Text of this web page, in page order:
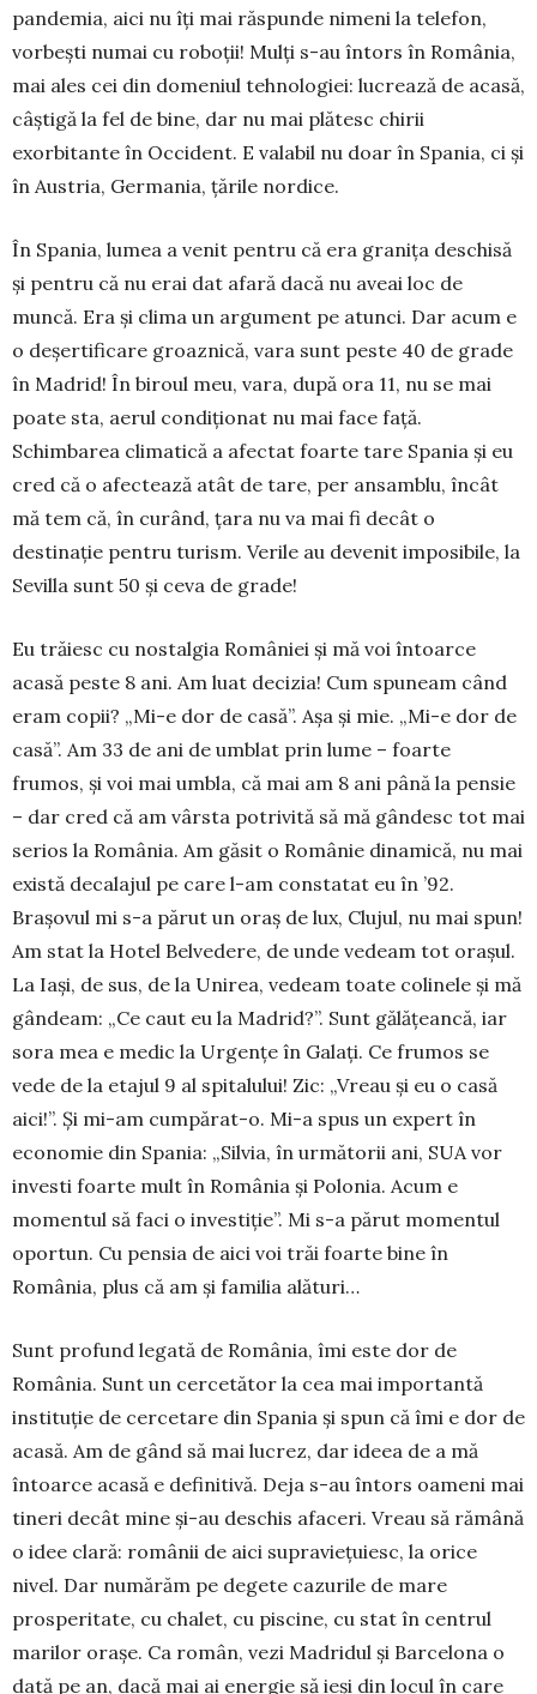
pandemia, aici nu îți mai răspunde nimeni la telefon,
vorbești numai cu roboții! Mulți s-au întors în România,
mai ales cei din domeniul tehnologiei: lucrează de acasă,
câștigă la fel de bine, dar nu mai plătesc chirii
exorbitante în Occident. E valabil nu doar în Spania, ci și
în Austria, Germania, țările nordice.
În Spania, lumea a venit pentru că era granița deschisă
și pentru că nu erai dat afară dacă nu aveai loc de
muncă. Era și clima un argument pe atunci. Dar acum e
o deșertificare groaznică, vara sunt peste 40 de grade
în Madrid! În biroul meu, vara, după ora 11, nu se mai
poate sta, aerul condiționat nu mai face față.
Schimbarea climatică a afectat foarte tare Spania și eu
cred că o afectează atât de tare, per ansamblu, încât
mă tem că, în curând, țara nu va mai fi decât o
destinație pentru turism. Verile au devenit imposibile, la
Sevilla sunt 50 și ceva de ­grade!
Eu trăiesc cu nostalgia României și mă voi întoarce
acasă peste 8 ani. Am luat decizia! Cum spuneam când
eram copii? „Mi-e dor de casă”. Așa și mie. „Mi-e dor de
casă”. Am 33 de ani de umblat prin lume – foarte
frumos, și voi mai umbla, că mai am 8 ani până la pensie
– dar cred că am vârsta potrivită să mă gândesc tot mai
serios la România. Am găsit o Românie dinamică, nu mai
există decalajul pe care l-am constatat eu în ’92.
Brașovul mi s-a părut un oraș de lux, Clujul, nu mai spun!
Am stat la Hotel Belvedere, de unde vedeam tot orașul.
La Iași, de sus, de la Unirea, vedeam toate colinele și mă
gândeam: „Ce caut eu la Madrid?”. Sunt gălățeancă, iar
sora mea e medic la Urgențe în Galați. Ce frumos se
vede de la etajul 9 al spitalului! Zic: „Vreau și eu o casă
aici!”. Și mi-am cumpă­rat-o. Mi-a spus un expert în
economie din Spania: „Silvia, în următorii ani, SUA vor
investi foarte mult în România și Polonia. Acum e
momentul să faci o investiție”. Mi s-a părut momentul
oportun. Cu pensia de aici voi trăi foarte bine în
România, plus că am și familia alături…
Sunt profund legată de România, îmi este dor de
România. Sunt un cercetător la cea mai importantă
instituție de cercetare din Spania și spun că îmi e dor de
acasă. Am de gând să mai lucrez, dar ideea de a mă
întoarce acasă e definitivă. Deja s-au întors ­oameni mai
tineri decât mine și-au deschis afaceri. Vreau să rămână
o idee clară: românii de aici ­supraviețuiesc, la orice
nivel. Dar numărăm pe degete cazurile de mare
prosperitate, cu chalet, cu piscine, cu stat în centrul
marilor orașe. Ca român, vezi Madridul și Barcelona o
dată pe an, dacă mai ai energie să ieși din locul în care